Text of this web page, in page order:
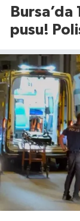
Bursa’da
pusu!